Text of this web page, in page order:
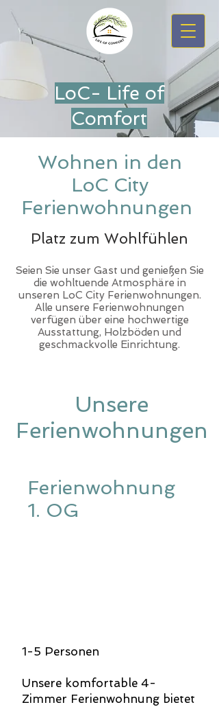
LoC- Life of
Comfort
Wohnen in den
LoC City
Ferienwohnungen
Platz zum Wohlfühlen
Seien Sie unser Gast und genießen Sie
die wohltuende Atmosphäre in
unseren LoC City Ferienwohnungen.
Alle unsere Ferienwohnungen
verfügen über eine hochwertige
Ausstattung, Holzböden und
geschmackvolle Einrichtung.
Unsere
Ferienwohnungen
Ferienwohnung
1. OG
1-5 Personen
Unsere komfortable 4-
Zimmer Ferienwohnung bietet